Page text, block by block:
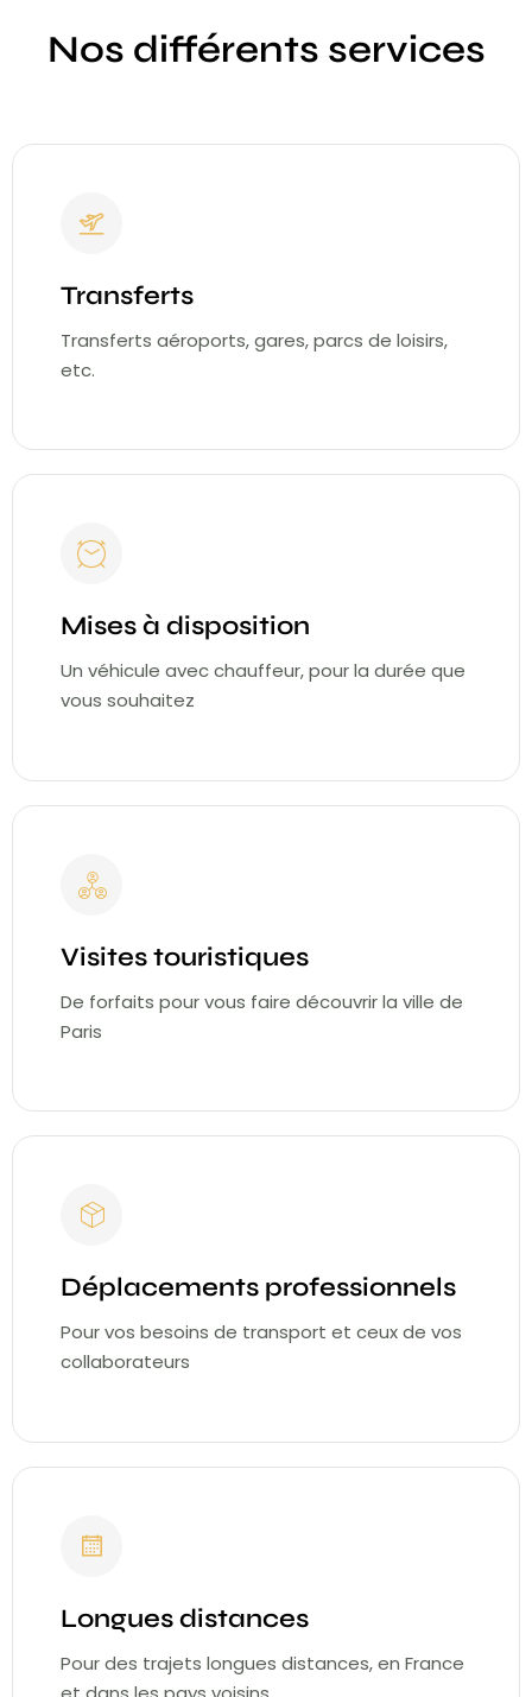
Nos différents services
Transferts
Transferts aéroports, gares, parcs de loisirs,
etc.
Mises à disposition
Un véhicule avec chauffeur, pour la durée que
vous souhaitez
Visites touristiques
De forfaits pour vous faire découvrir la ville de
Paris
Déplacements professionnels
Pour vos besoins de transport et ceux de vos
collaborateurs
Longues distances
Pour des trajets longues distances, en France